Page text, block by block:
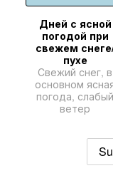
Дней с ясной
погодой при
свежем
пухе
Свежий снег, в
основном
погода, слабый
ветер